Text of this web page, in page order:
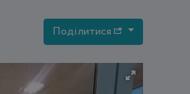
Поділитися